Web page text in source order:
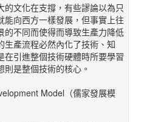
的文化在支撐，有些謬論以為只
能向西方一樣發展，但事實上往
的不同而使得而導致生產力降低
生產流程必然內化了技術、知
在引進整個技術硬體時所要學習
是整個技術的核心。
Model（儒家發展模